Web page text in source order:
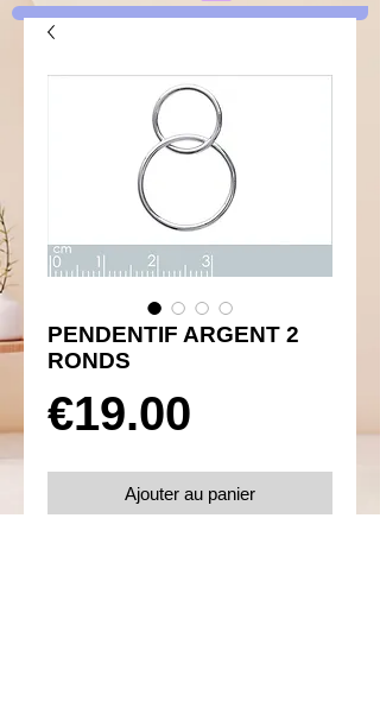
PENDENTIF ARGENT 2
RONDS
€19.00
Ajouter au panier